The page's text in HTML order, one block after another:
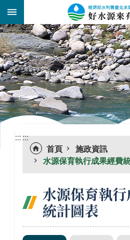
跳到主要內容區塊
:::
::: :::
首頁
施政資訊
水源保育執行成果經費
水源保育執
統計圖表